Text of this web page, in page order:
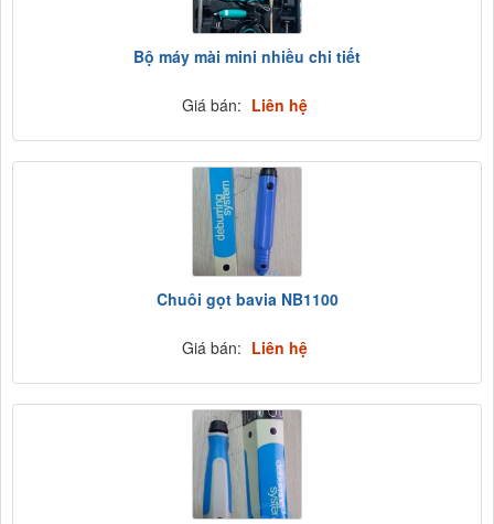
Bộ máy mài mini nhiều chi tiết
Giá bán: Liên hệ
Chuôi gọt bavia NB1100
Giá bán: Liên hệ